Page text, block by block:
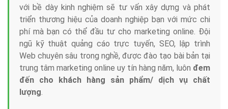
với bề dày kinh nghiệm sẽ tư vấn xây dựng và phát
triển thương hiệu của doanh nghiệp bạn với mức chi
phí mà bạn có thể đầu tư cho marketing online. Đội
ngũ kỹ thuật quảng cáo trực tuyến, SEO, lập trình
Web chuyên sâu trong nghề, được đào tạo bài bản tại
trung tâm marketing online uy tín hàng năm, luôn đem
đến cho khách hàng sản phẩm/ dịch vụ chất
lượng.